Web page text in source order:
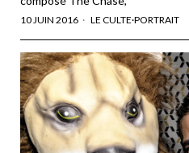
10 JUIN 2016 LE CULTE·PORTRAIT